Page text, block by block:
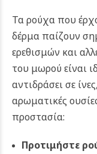
Τα ρούχα που
δέρμα παίζουν
ερεθισμών και
του μωρού είναι
αντιδράσει σε
αρωματικές
προστασία:
Προτιμήστε